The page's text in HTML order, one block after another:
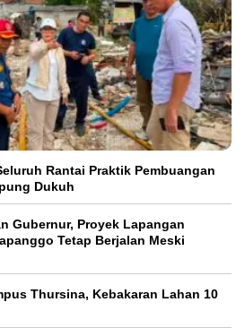
Rantai Praktik Pembuangan
Dukuh
Gubernur, Proyek Lapangan
Tetap Berjalan Meski
Thursina, Kebakaran Lahan 10